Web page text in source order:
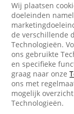
Wij plaatsen
doeleinden
de verschillende
Technologieën.
ons gebruikte
en specifieke
graag naar onze
ons met
mogelijk
Technologieën.